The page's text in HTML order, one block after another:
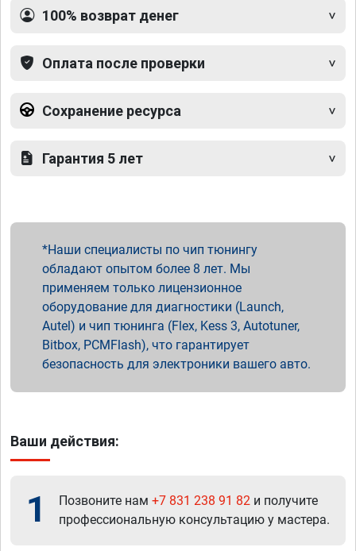
100% возврат денег
Оплата после проверки
Сохранение ресурса
Гарантия 5 лет
Наши специалисты по чип тюнингу
обладают опытом более 8 лет. Мы
применяем только лицензионное
оборудование для диагностики (Launch,
Autel) и чип тюнинга (Flex, Kess 3, Autotuner,
Bitbox, PCMFlash), что гарантирует
безопасность для электроники вашего авто.
Ваши действия:
1 Позвоните нам +7 831 238 91 82 и получите
профессиональную консультацию у мастера.